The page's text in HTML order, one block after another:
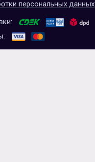
персональных данных